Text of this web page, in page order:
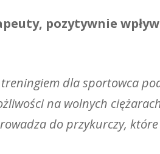
pozytywnie
dla sportowca
na wolnych
do przykurczy,